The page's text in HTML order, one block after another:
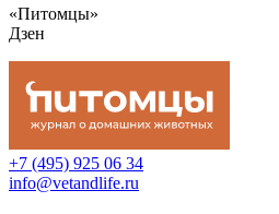
«Питомцы»
Дзен
+7 (495) 925 06 34
info@vetandlife.ru